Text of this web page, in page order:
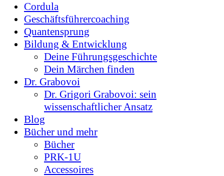
Cordula
Geschäftsführercoaching
Quantensprung
Bildung & Entwicklung
Deine Führungsgeschichte
Dein Märchen finden
Dr. Grabovoi
Dr. Grigori Grabovoi: sein
wissenschaftlicher Ansatz
Blog
Bücher und mehr
Bücher
PRK-1U
Accessoires